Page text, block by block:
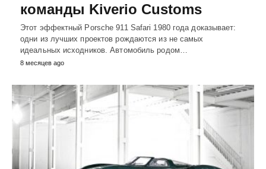
команды Kiverio Customs
Этот эффектный Porsche 911 Safari 1980 года доказывает:
одни из лучших проектов рождаются из не самых
идеальных исходников. Автомобиль родом…
8 месяцев ago